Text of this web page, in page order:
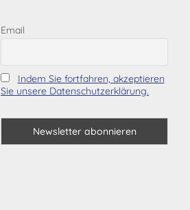
Email
Indem Sie fortfahren, akzeptieren
Sie unsere Datenschutzerklärung.